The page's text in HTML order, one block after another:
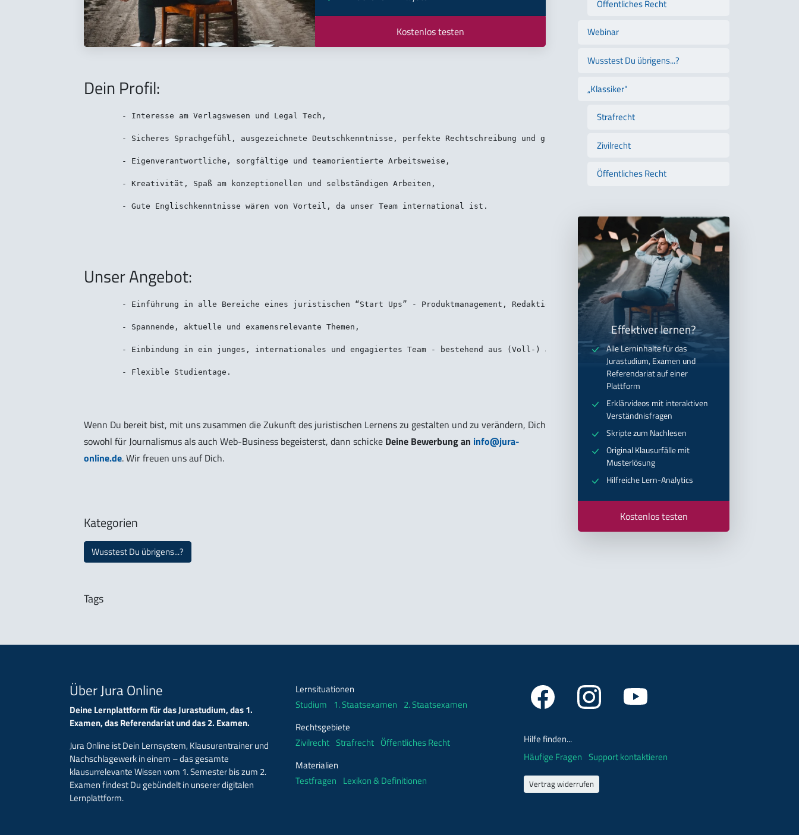
Kostenlos testen
Dein Profil:
Unser Angebot:
Wenn Du bereit bist, mit uns zusammen die Zukunft des juristischen Lernens zu gestalten und zu verändern, Dich
sowohl für Journalismus als auch Web-Business begeisterst, dann schicke Deine Bewerbung an info@jura-
online.de. Wir freuen uns auf Dich.
Kategorien
Wusstest Du übrigens...?
Tags
Öffentliches Recht
Webinar
Wusstest Du übrigens...?
„Klassiker"
Strafrecht
Zivilrecht
Öffentliches Recht
Effektiver lernen?
Alle Lerninhalte für das
Jurastudium, Examen und
Referendariat auf einer
Plattform
Erklärvideos mit interaktiven
Verständnisfragen
Skripte zum Nachlesen
Original Klausurfälle mit
Musterlösung
Hilfreiche Lern-Analytics
Kostenlos testen
Über Jura Online
Deine Lernplattform für das Jurastudium, das 1.
Examen, das Referendariat und das 2. Examen.
Jura Online ist Dein Lernsystem, Klausurentrainer und
Nachschlagewerk in einem – das gesamte
klausurrelevante Wissen vom 1. Semester bis zum 2.
Examen findest Du gebündelt in unserer digitalen
Lernplattform.
Lernsituationen
Studium 1. Staatsexamen 2. Staatsexamen
Rechtsgebiete
Zivilrecht Strafrecht Öffentliches Recht
Materialien
Testfragen Lexikon & Definitionen
Hilfe finden...
Häufige Fragen Support kontaktieren
Vertrag widerrufen